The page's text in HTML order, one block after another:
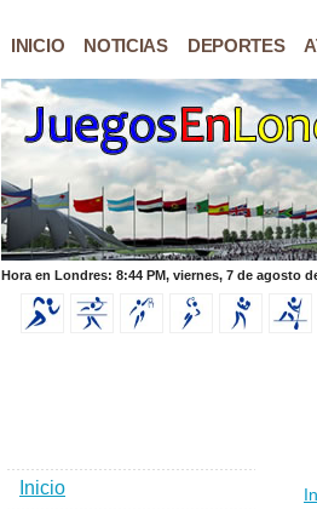
INICIO NOTICIAS DEPORTES
Hora en Londres: 8:44 PM, viernes, 7 de agosto
Inicio